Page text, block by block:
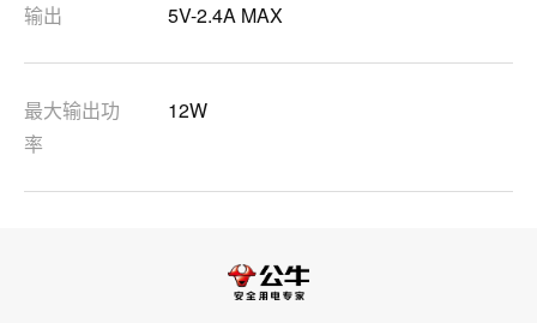
输出 5V-2.4A MAX
最大输出功
率
12W